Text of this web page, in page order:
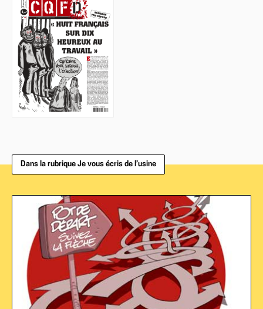
Dans la rubrique Je vous écris de l’usine